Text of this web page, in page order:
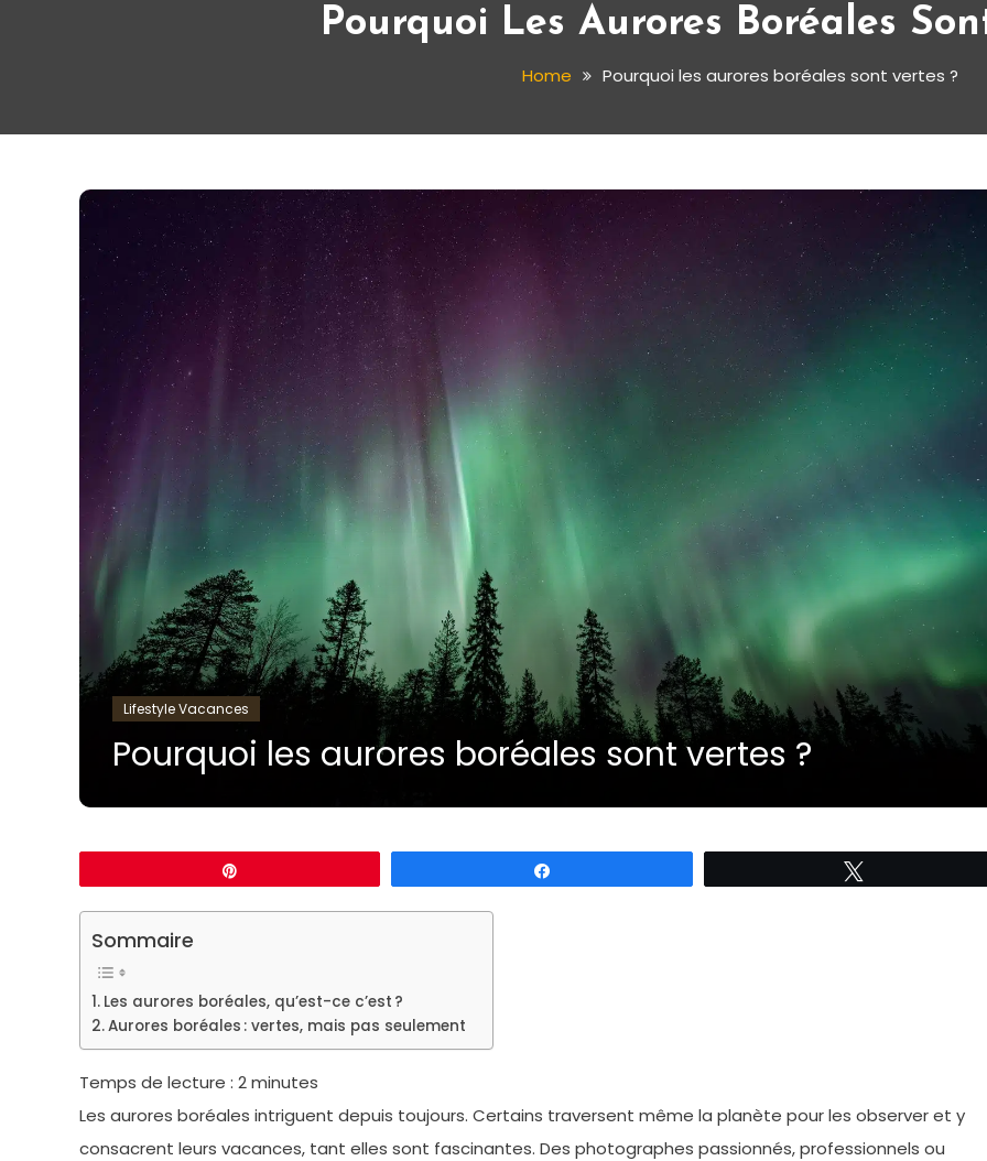
Pourquoi Les Aurores Boréales
Home Pourquoi les aurores boréales sont vertes ?
Lifestyle Vacances
Pourquoi les aurores boréales sont vertes ?
Sommaire
Les aurores boréales, qu’est-ce c’est ?
Aurores boréales : vertes, mais pas seulement
Temps de lecture : 2minutes
Les aurores boréales intriguent depuis toujours. Certains traversent même la planète pour les observer et y
consacrent leurs vacances, tant elles sont fascinantes. Des photographes passionnés, professionnels ou